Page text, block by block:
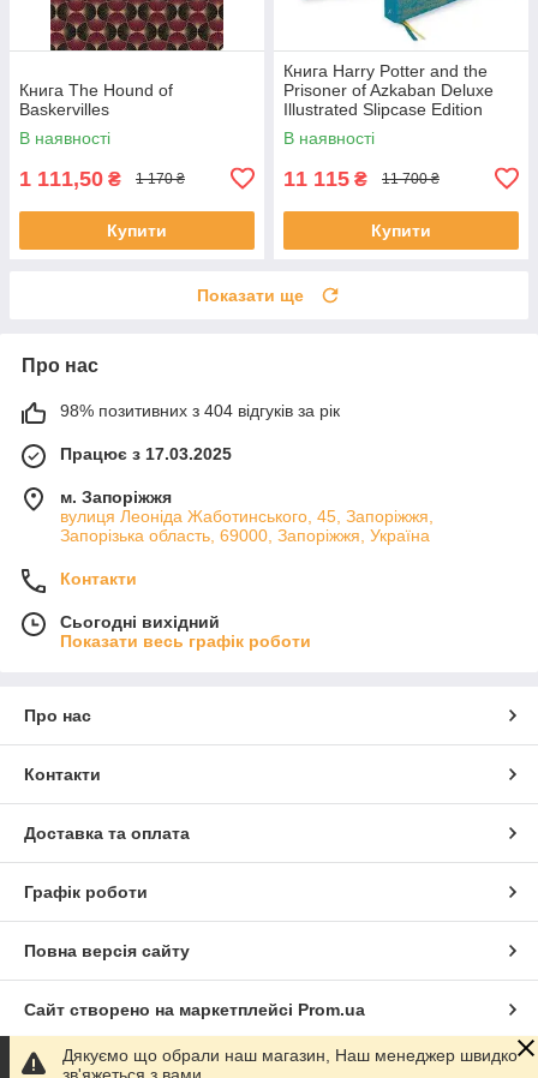
Книга The Hound of
Baskervilles
В наявності
1 111,50 ₴ 1 170 ₴
Купити
Книга Harry Potter and the
Prisoner of Azkaban Deluxe
Illustrated Slipcase Edition
художня література
В наявності
11 115 ₴ 11 700 ₴
Купити
Показати ще
Про нас
98% позитивних з 404 відгуків за рік
Працює з 17.03.2025
м. Запоріжжя
вулиця Леоніда Жаботинського, 45, Запоріжжя,
Запорізька область, 69000, Запоріжжя, Україна
Контакти
Сьогодні вихідний
Показати весь графік роботи
Про нас
Контакти
Доставка та оплата
Графік роботи
Повна версія сайту
Сайт створено на маркетплейсі Prom.ua
Політика конфіденційності
Дякуємо що обрали наш магазин, Наш менеджер швидко